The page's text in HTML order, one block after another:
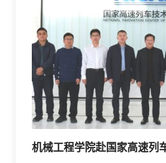
机械工程学院赴国家高速列